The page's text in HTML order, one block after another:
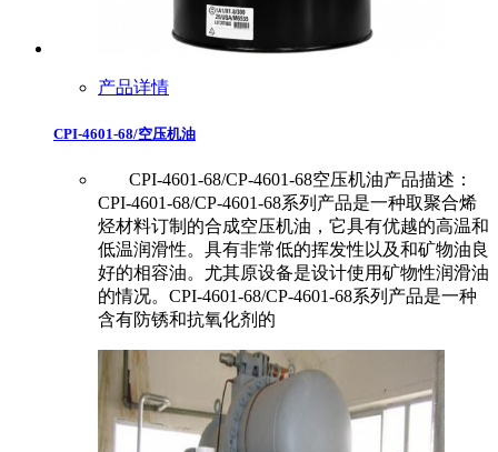
产品详情
CPI-4601-68/空压机油
CPI-4601-68/CP-4601-68空压机油产品描述：
CPI-4601-68/CP-4601-68系列产品是一种取聚合烯
烃材料订制的合成空压机油，它具有优越的高温和
低温润滑性。具有非常低的挥发性以及和矿物油良
好的相容油。尤其原设备是设计使用矿物性润滑油
的情况。CPI-4601-68/CP-4601-68系列产品是一种
含有防锈和抗氧化剂的